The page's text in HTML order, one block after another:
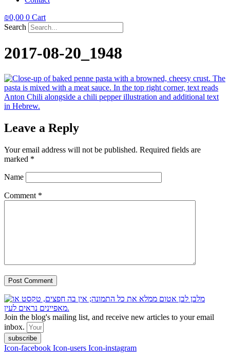
₪0,00 0 Cart
Search
2017-08-20_1948
Leave a Reply
Your email address will not be published. Required fields are
marked *
Name
Comment *
Join the blog's mailing list, and receive new articles to your email
inbox.
subscribe
Icon-facebook Icon-users Icon-instagram